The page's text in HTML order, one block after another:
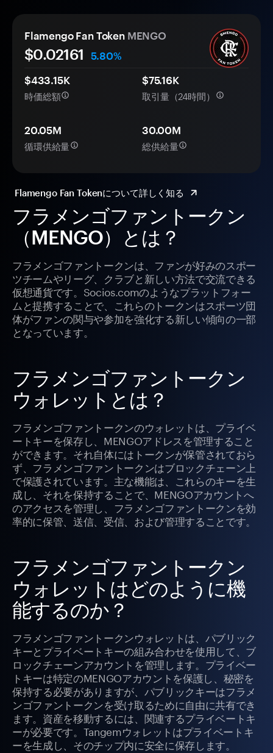
フラメンゴファントークン
（MENGO）とは？
フラメンゴファントークンは、ファンが好みのスポー
ツチームやリーグ、クラブと新しい方法で交流できる
仮想通貨です。Socios.comのようなプラットフォー
ムと提携することで、これらのトークンはスポーツ団
体がファンの関与や参加を強化する新しい傾向の一部
となっています。
フラメンゴファントークン
ウォレットとは？
フラメンゴファントークンのウォレットは、プライベ
ートキーを保存し、MENGOアドレスを管理すること
ができます。それ自体にはトークンが保管されておら
ず、フラメンゴファントークンはブロックチェーン上
で保護されています。主な機能は、これらのキーを生
成し、それを保持することで、MENGOアカウントへ
のアクセスを管理し、フラメンゴファントークンを効
率的に保管、送信、受信、および管理することです。
フラメンゴファントークン
ウォレットはどのように機
能するのか？
フラメンゴファントークンウォレットは、パブリック
キーとプライベートキーの組み合わせを使用して、ブ
ロックチェーンアカウントを管理します。プライベー
トキーは特定のMENGOアカウントを保護し、秘密を
保持する必要がありますが、パブリックキーはフラメ
ンゴファントークンを受け取るために自由に共有でき
ます。資産を移動するには、関連するプライベートキ
ーが必要です。Tangemウォレットはプライベートキ
ーを生成し、そのチップ内に安全に保存します。
Flamengo Fan Token MENGO
$0.02161
5.80%
$433.15K
時価総額
$75.16K
取引量（24時間）
20.05M
循環供給量
30.00M
総供給量
Flamengo Fan Tokenについて詳しく知る